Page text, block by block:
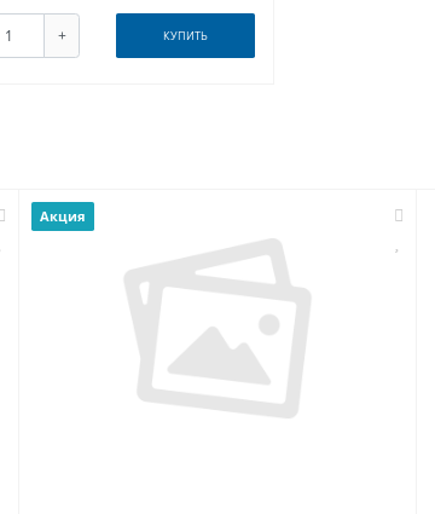
+ КУПИТЬ
Акция